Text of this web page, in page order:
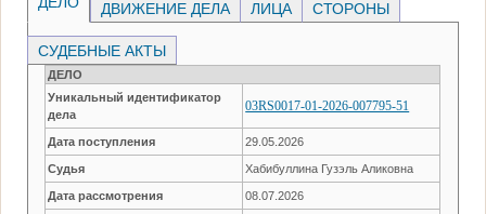
ДВИЖЕНИЕ ДЕЛА ЛИЦА СТОРОНЫ
СУДЕБНЫЕ АКТЫ
ДЕЛО
Уникальный идентификатор
дела
03RS0017-01-2026-007795-51
Дата поступления 29.05.2026
Судья Хабибуллина Гузэль Аликовна
Дата рассмотрения 08.07.2026